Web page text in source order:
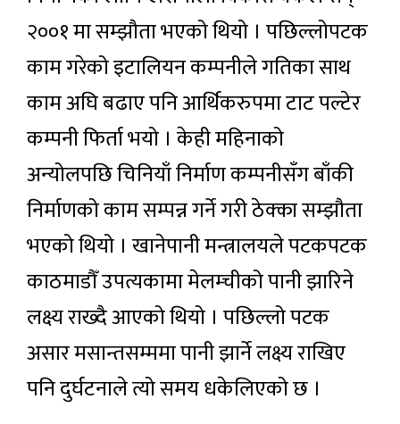
२००१ मा सम्झौता भएको थियो । पछिल्लोपटक
काम गरेको इटालियन कम्पनीले गतिका साथ
काम अघि बढाए पनि आर्थिकरुपमा टाट पल्टेर
कम्पनी फिर्ता भयो । केही महिनाको
अन्योलपछि चिनियाँ निर्माण कम्पनीसँग बाँकी
निर्माणको काम सम्पन्न गर्ने गरी ठेक्का सम्झौता
भएको थियो । खानेपानी मन्त्रालयले पटकपटक
काठमाडौँ उपत्यकामा मेलम्चीको पानी झारिने
लक्ष्य राख्दै आएको थियो । पछिल्लो पटक
असार मसान्तसम्ममा पानी झार्ने लक्ष्य राखिए
पनि दुर्घटनाले त्यो समय धकेलिएको छ ।